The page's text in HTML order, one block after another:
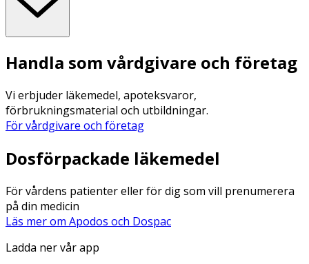
Handla som vårdgivare och företag
Vi erbjuder läkemedel, apoteksvaror,
förbrukningsmaterial och utbildningar.
För vårdgivare och företag
Dosförpackade läkemedel
För vårdens patienter eller för dig som vill prenumerera
på din medicin
Läs mer om Apodos och Dospac
Ladda ner vår app